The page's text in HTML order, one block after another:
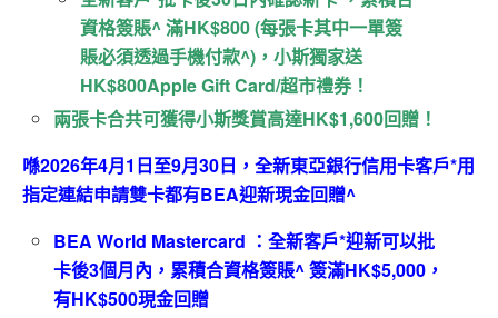
資格簽賬^ 滿HK$800 (每張卡其中一單簽
賬必須透過手機付款^)，小斯獨家送
HK$800Apple Gift Card/超市禮券！
兩張卡合共可獲得小斯獎賞高達HK$1,600回贈！
喺2026年4月1日至9月30日，全新東亞銀行信用卡客戶*用
指定連結申請雙卡都有BEA迎新現金回贈^
BEA World Mastercard ：全新客戶*迎新可以批
卡後3個月內，累積合資格簽賬^ 簽滿HK$5,000，
有HK$500現金回贈